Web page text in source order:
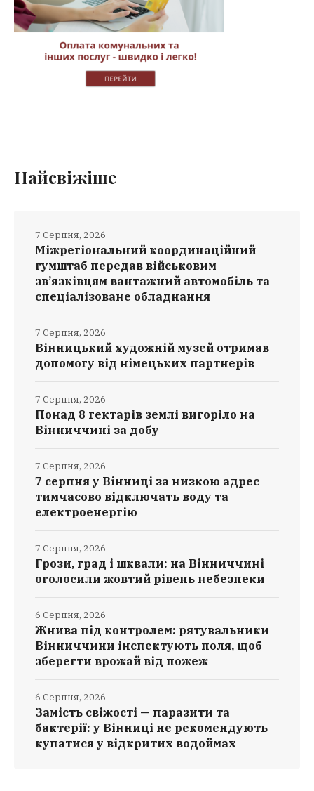
Найсвіжіше
Міжрегіональний координаційний
гумштаб передав військовим
зв’язківцям вантажний автомобіль та
спеціалізоване обладнання
7 Серпня, 2026
Вінницький художній музей отримав
допомогу від німецьких партнерів
7 Серпня, 2026
Понад 8 гектарів землі вигоріло на
Вінниччині за добу
7 Серпня, 2026
7 серпня у Вінниці за низкою адрес
тимчасово відключать воду та
електроенергію
7 Серпня, 2026
Грози, град і шквали: на Вінниччині
оголосили жовтий рівень небезпеки
7 Серпня, 2026
Жнива під контролем: рятувальники
Вінниччини інспектують поля, щоб
зберегти врожай від пожеж
6 Серпня, 2026
Замість свіжості — паразити та
бактерії: у Вінниці не рекомендують
купатися у відкритих водоймах
6 Серпня, 2026